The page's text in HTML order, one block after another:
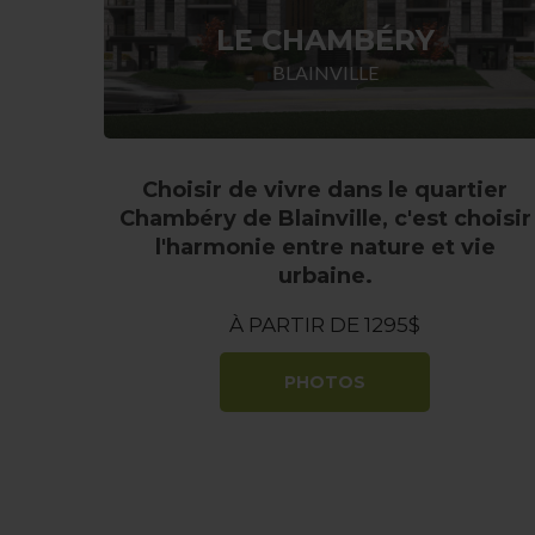
LE CHAMBÉRY
BLAINVILLE
Choisir de vivre dans le quartier
Chambéry de Blainville, c'est choisir
l'harmonie entre nature et vie
urbaine.
À PARTIR DE 1295$
PHOTOS